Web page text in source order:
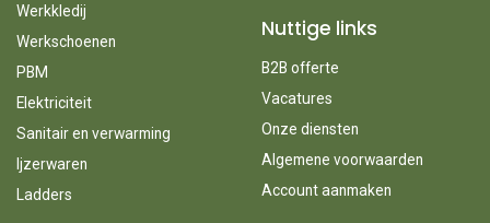
Werkkledij
Werkschoenen
PBM
Elektriciteit
Sanitair en verwarming
Ijzerwaren
Ladders
Nuttige links
B2B offerte
Vacatures
Onze diensten
Algemene voorwaarden
Account aanmaken